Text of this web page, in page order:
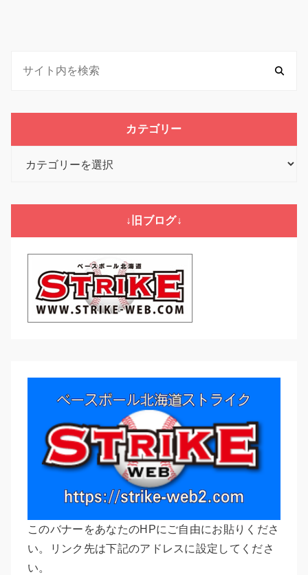
カテゴリー
↓旧ブログ↓
このバナーをあなたのHPにご自由にお貼りくださ
い。リンク先は下記のアドレスに設定してくださ
い。